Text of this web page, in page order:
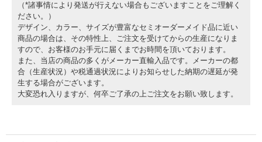
（*諸事情により発送が行えない場合もございますことをご理解く
ださい。）
デザイン、カラー、サイズが豊富なセミオーダーメイド品に近い
商品の場合は、その特性上、ご注文を受けてからの生産になりま
すので、お客様のお手元に届くまでお時間を頂いております。
また、当店の商品の多くがメーカー直輸入品です。メーカーの都
合（生産状況）や税通過状況によりお知らせした納期の遅延が発
生する場合がございます。
大変恐れ入りますが、何卒ご了承の上ご注文をお願い致します。